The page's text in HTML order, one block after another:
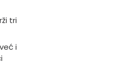
tri
i